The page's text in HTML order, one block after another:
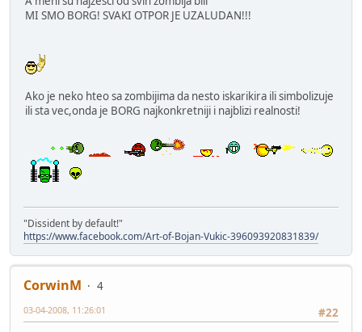
MI SMO BORG! SVAKI OTPOR JE UZALUDAN!!!
Ako je neko hteo sa zombijima da nesto iskarikira ili simbolizuje
ili sta vec,onda je BORG najkonkretniji i najblizi realnosti!
"Dissident by default!"
https://www.facebook.com/Art-of-Bojan-Vukic-396093920831839/
CorwinM
4
#22
03-04-2008, 11:26:01